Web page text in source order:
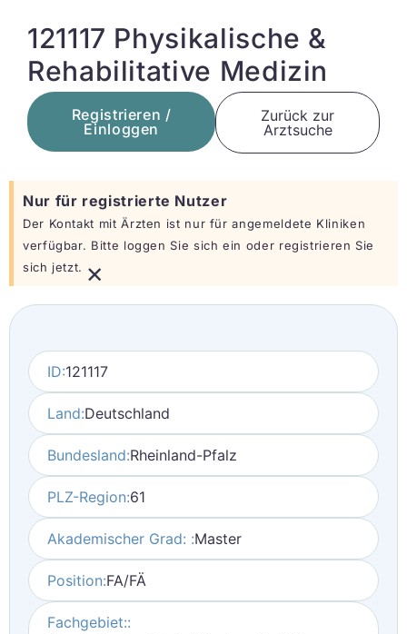
121117 Physikalische &
Rehabilitative Medizin
Registrieren /
Einloggen
Zurück zur
Arztsuche
Nur für registrierte Nutzer
Der Kontakt mit Ärzten ist nur für angemeldete Kliniken
verfügbar. Bitte loggen Sie sich ein oder registrieren Sie
sich jetzt. ×
ID:121117
Land:Deutschland
Bundesland:Rheinland-Pfalz
PLZ-Region:61
Akademischer Grad: :Master
Position:FA/FÄ
Fachgebiet::